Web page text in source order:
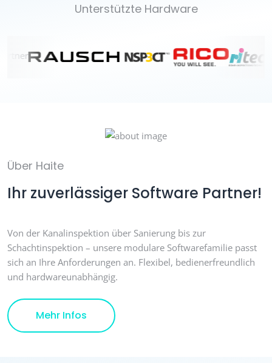
Unterstützte Hardware
Über Haite
Ihr zuverlässiger Software Partner!
Von der Kanalinspektion über Sanierung bis zur
Schachtinspektion – unsere modulare Softwarefamilie passt
sich an Ihre Anforderungen an. Flexibel, bedienerfreundlich
und hardwareunabhängig.
Mehr Infos Details